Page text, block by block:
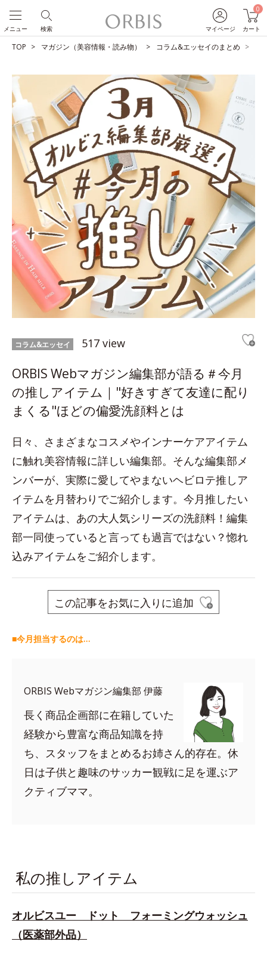
マイページ
0
カート
検索
メニュー
TOP マガジン（美容情報・読み物） コラム&エッセイのまとめ
コラム&エッセイ 517 view
ORBIS Webマガジン編集部が語る＃今月
の推しアイテム｜"好きすぎて友達に配り
まくる"ほどの偏愛洗顔料とは
日々、さまざまなコスメやインナーケアアイテム
に触れ美容情報に詳しい編集部。そんな編集部メ
ンバーが、実際に愛してやまないヘビロテ推しア
イテムを月替わりでご紹介します。今月推したい
アイテムは、あの大人気シリーズの洗顔料！編集
部一同使っていると言っても過言ではない？惚れ
込みアイテムをご紹介します。
この記事をお気に入りに追加
■今月担当するのは…
ORBIS Webマガジン編集部 伊藤
長く商品企画部に在籍していた
経験から豊富な商品知識を持
ち、スタッフをまとめるお姉さん的存在。休
日は子供と趣味のサッカー観戦に足を運ぶア
クティブママ。
私の推しアイテム
オルビスユー ドット フォーミングウォッシュ
（医薬部外品）